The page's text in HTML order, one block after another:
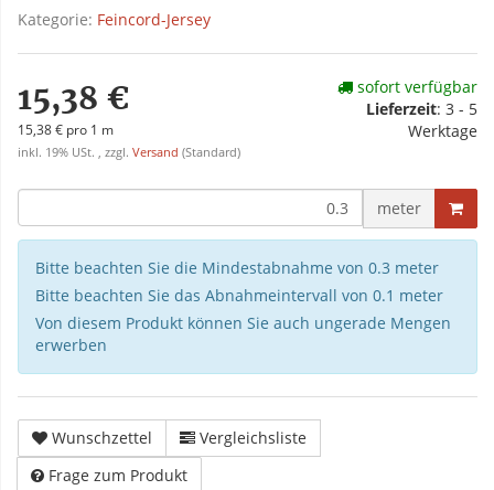
Kategorie: Feincord-Jersey
15,38 €
15,38 € pro 1 m
inkl. 19% USt. , zzgl. Versand (Standard)
sofort verfügbar
Lieferzeit: 3 - 5
Werktage
meter
Bitte beachten Sie die Mindestabnahme von 0.3 meter
Bitte beachten Sie das Abnahmeintervall von 0.1 meter
Von diesem Produkt können Sie auch ungerade Mengen
erwerben
Wunschzettel
Vergleichsliste
Frage zum Produkt